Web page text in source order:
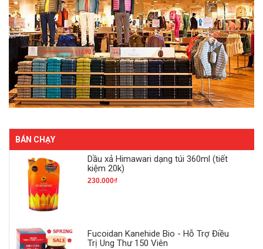
BÁN CHẠY
Dầu xả Himawari dạng túi 360ml (tiết
kiệm 20k)
230.000₫
Fucoidan Kanehide Bio - Hỗ Trợ Điều
Trị Ung Thư 150 Viên